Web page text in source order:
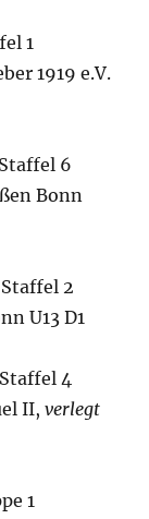
1
1919 e.V.
6
Bonn
2
U13 D1
4
II,verlegt
1